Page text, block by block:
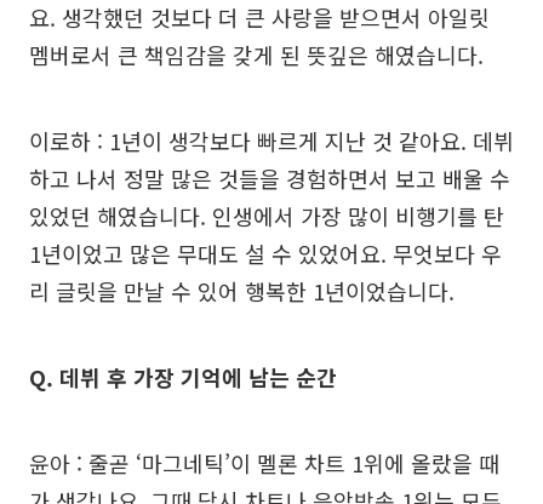
요. 생각했던 것보다 더 큰 사랑을 받으면서 아일릿
멤버로서 큰 책임감을 갖게 된 뜻깊은 해였습니다.
이로하 : 1년이 생각보다 빠르게 지난 것 같아요. 데뷔
하고 나서 정말 많은 것들을 경험하면서 보고 배울 수
있었던 해였습니다. 인생에서 가장 많이 비행기를 탄
1년이었고 많은 무대도 설 수 있었어요. 무엇보다 우
리 글릿을 만날 수 있어 행복한 1년이었습니다.
Q. 데뷔 후 가장 기억에 남는 순간
윤아 : 줄곧 ‘마그네틱’이 멜론 차트 1위에 올랐을 때